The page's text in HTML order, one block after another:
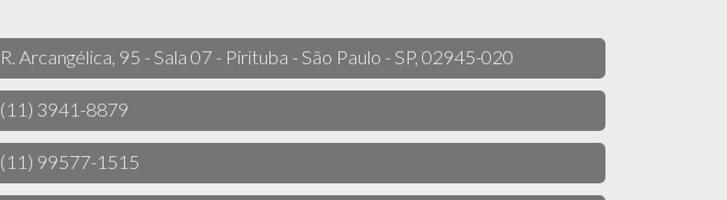
R. Arcangélica, 95 - Sala 07 - Pirituba - São Paulo - SP, 02945-020
(11) 3941-8879
(11) 99577-1515